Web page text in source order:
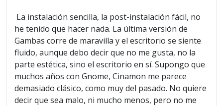
La instalación sencilla, la post-instalación fácil, no
he tenido que hacer nada. La última versión de
Gambas corre de maravilla y el escritorio se siente
fluido, aunque debo decir que no me gusta, no la
parte estética, sino el escritorio en sí. Supongo que
muchos años con Gnome, Cinamon me parece
demasiado clásico, como muy del pasado. No quiere
decir que sea malo, ni mucho menos, pero no me